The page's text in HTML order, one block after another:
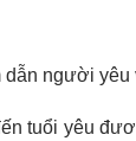
người yêu
tuổi yêu